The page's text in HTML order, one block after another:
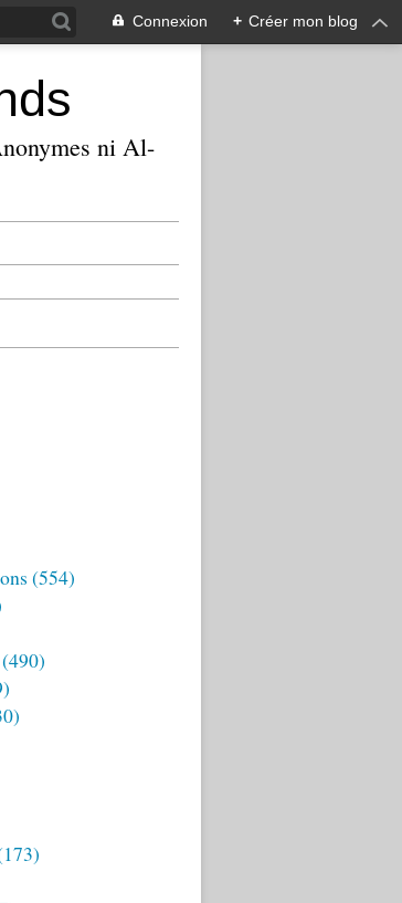
Connexion + Créer mon blog
ni Al-
(554)
(490)